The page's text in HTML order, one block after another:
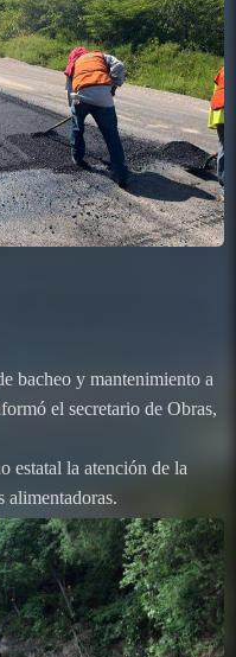
bacheo y mantenimiento a
el secretario de Obras,
estatal la atención de la
alimentadoras.